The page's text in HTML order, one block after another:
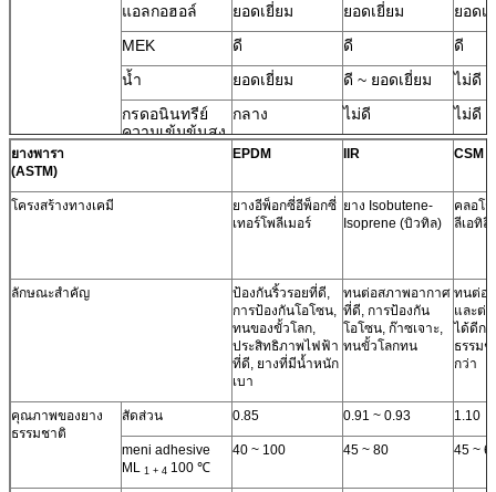
แอลกอฮอล์
ยอดเยี่ยม ยอดเยี่ยม
ยอดเ
MEK
ดี ดี
ดี
น้ำ
ยอดเยี่ยม ดี ~ ยอดเยี่ยม
ไม่ดี
กรดอนินทรีย์
ความเข้มข้นสูง
กลาง ไม่ดี ไม่ดี
ดี ดี ดี
ยาง, รองเท้า
ยาง, ท่อยาง,
เทปกาว, สปริง
อากาศ
ยาง, รองเท้า
ยาง, ผ้ายาง,
ผลิตภัณฑ์กีฬา,
ยางร
อากา
รองเ
โช้คอั
ยางพารา
(ASTM)
EPDM IIR CSM
โครงสร้างทางเคมี
ยางอีพ็อกซี่อีพ็อกซี่
เทอร์โพลีเมอร์
ยาง Isobutene-
Isoprene (บิวทิล)
คลอโ
ลีเอทิลี
ลักษณะสำคัญ
ป้องกันริ้วรอยที่ดี,
การป้องกันโอโซน,
ทนของขั้วโลก,
ประสิทธิภาพไฟฟ้า
ที่ดี, ยางที่มีน้ำหนัก
เบา
ทนต่อสภาพอากาศ
ที่ดี, การป้องกัน
โอโซน, ก๊าซเจาะ,
ทนขั้วโลกทน
ทนต่อ
และต่
ได้ดีกว่
ธรรม
กว่า
คุณภาพของยาง
ธรรมชาติ
สัดส่วน 0.85 0.91 ~ 0.93 1.10
meni adhesive
ML 1 + 4 100 ℃
40 ~ 100 45 ~ 80 45 ~